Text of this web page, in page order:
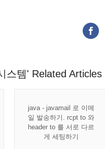
스템' Related Articles
java - javamail 로 이메
일 발송하기. rcpt to 와
header to 를 서로 다르
게 세팅하기